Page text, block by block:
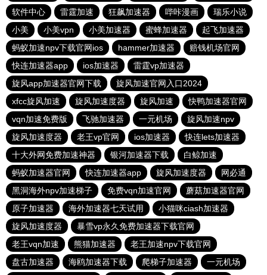
软件中心
雷霆加速 狂飙加速器 哔咔漫画
瑞乐小说
小美
小美vpn 小美加速器 蜜蜂加速器
起飞加速器
蚂蚁加速npv下载官网ios
hammer加速器
赔钱机场官网
快连加速器app
ios加速器
雷霆vp加速器
旋风app加速器官网下载
旋风加速官网入口2024
xfcc旋风加速
旋风加速度器 旋风加速
快鸭加速器官网
vqn加速免费版
飞驰加速器 一元机场
旋风加速npv
旋风加速度器
老王vp官网 ios加速器
快连lets加速器
十大外网免费加速神器
银河加速器下载
白鲸加速
蚂蚁加速器官网
快连加速器app 旋风加速度器
网必通
黑洞海外npv加速梯子
免费vqn加速官网
蘑菇加速器官网
原子加速器
海外加速器七天试用
小猫咪ciash加速器
旋风加速度器
暴雪vp永久免费加速器下载官网
老王vqn加速
熊猫加速器
老王加速npv下载官网
盘古加速器
海鸥加速器下载 爬梯子加速器 一元机场